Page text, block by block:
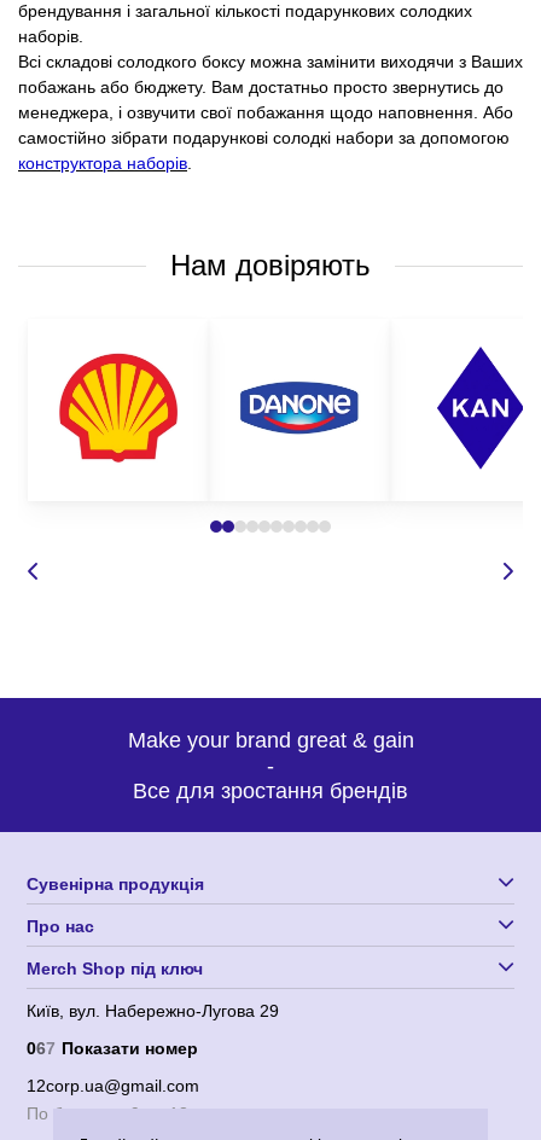
брендування і загальної кількості подарункових солодких
наборів.
Всі складові солодкого боксу можна замінити виходячи з Ваших
побажань або бюджету. Вам достатньо просто звернутись до
менеджера, і озвучити свої побажання щодо наповнення. Або
самостійно зібрати подарункові солодкі набори за допомогою
конструктора наборів
Нам довіряють
Make your brand great & gain
-
Все для зростання брендів
Сувенірна продукція
Про нас
Merch Shop під ключ
Київ, вул. Набережно-Лугова 29
067 Показати номер
12corp.ua@gmail.com
По будням с 9 до 18